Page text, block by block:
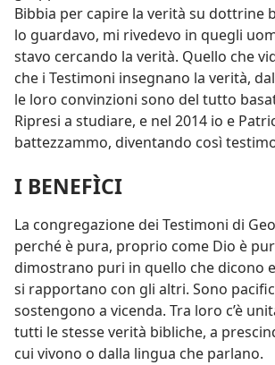
Bibbia per capire la verità su dottrine
lo guardavo, mi rivedevo in quegli
stavo cercando la verità. Quello che
che i Testimoni insegnano la verità,
le loro convinzioni sono del tutto
Ripresi a studiare, e nel 2014 io e
battezzammo, diventando così
I BENEFÌCI
La congregazione dei Testimoni di
perché è pura, proprio come Dio è
dimostrano puri in quello che dicono
si rapportano con gli altri. Sono
sostengono a vicenda. Tra loro c’è
tutti le stesse verità bibliche, a
cui vivono o dalla lingua che parlano.